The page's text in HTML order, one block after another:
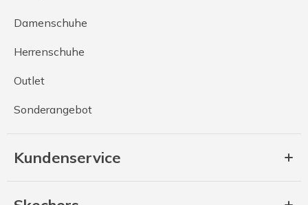
Damenschuhe
Herrenschuhe
Outlet
Sonderangebot
Kundenservice